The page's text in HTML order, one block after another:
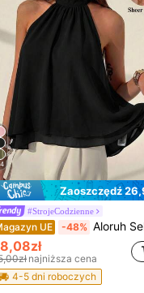
Zaoszczędź
#StrojeCodzienne
UE -48% Aloruh Seksowna, fioletowa, bakłażana, nowa, minimalistyczna, boho, halter, marszczona, rozkloszowana koszulka z szyfonu w
najniższa cena
4-5 dni roboczych